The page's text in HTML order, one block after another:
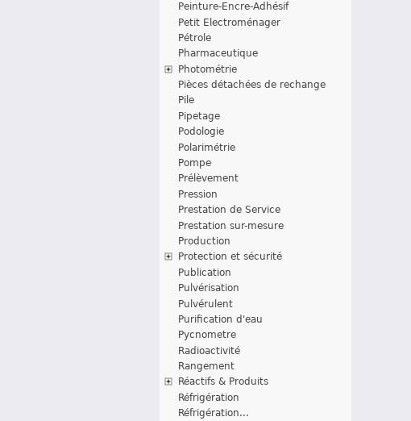
Peinture-Encre-Adhésif
Petit Electroménager
Pétrole
Pharmaceutique
Photométrie
Pièces détachées de rechange
Pile
Pipetage
Podologie
Polarimétrie
Pompe
Prélèvement
Pression
Prestation de Service
Prestation sur-mesure
Production
Protection et sécurité
Publication
Pulvérisation
Pulvérulent
Purification d'eau
Pycnometre
Radioactivité
Rangement
Réactifs & Produits
Réfrigération
Réfrigération...